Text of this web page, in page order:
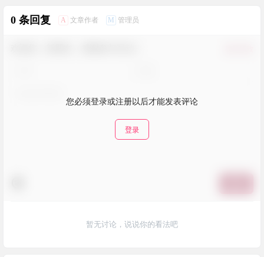
0 条回复 A 文章作者 M 管理员
您必须登录或注册以后才能发表评论
登录
暂无讨论，说说你的看法吧